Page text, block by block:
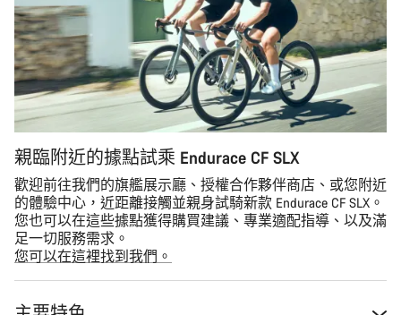
親臨附近的據點試乘 Endurace CF SLX
歡迎前往我們的旗艦展示廳、授權合作夥伴商店、或您附近
的體驗中心，近距離接觸並親身試騎新款 Endurace CF SLX。
您也可以在這些據點獲得購買建議、專業適配指導、以及滿
足一切服務需求。
您可以在這裡找到我們。